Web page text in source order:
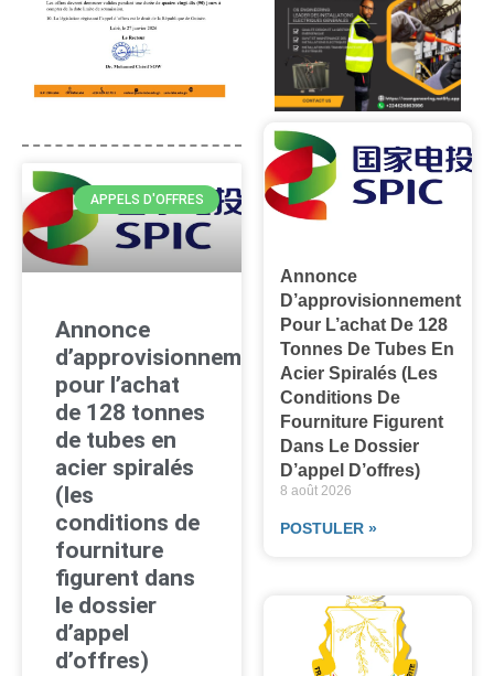
APPELS D'OFFRES
Annonce
d’approvisionnement
pour l’achat
de 128 tonnes
de tubes en
acier spiralés
(les
conditions de
fourniture
figurent dans
le dossier
d’appel
d’offres)
Annonce
D’approvisionnement
Pour L’achat De 128
Tonnes De Tubes En
Acier Spiralés (les
Conditions De
Fourniture Figurent
Dans Le Dossier
D’appel D’offres)
8 août 2026
POSTULER »